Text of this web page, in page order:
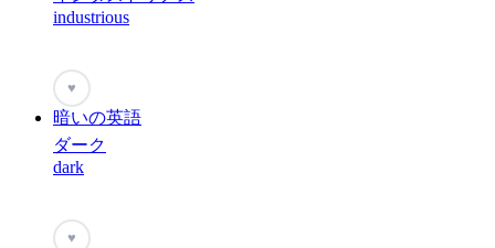
industrious
♥
暗いの英語
ダーク
dark
♥